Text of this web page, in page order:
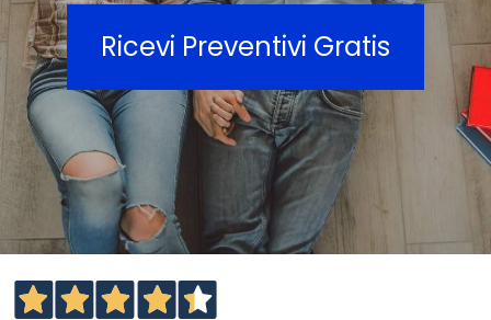
Ricevi Preventivi Gratis